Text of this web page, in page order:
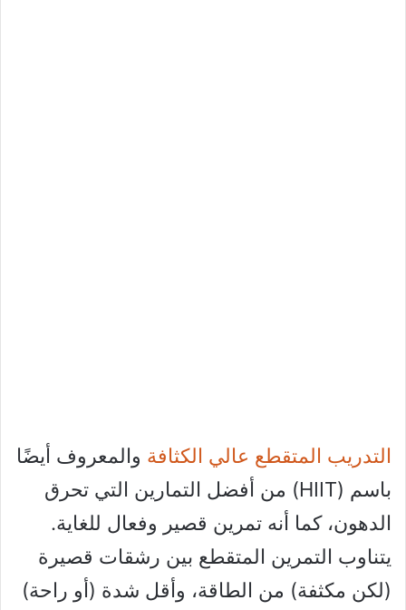
التدريب المتقطع عالي الكثافة والمعروف أيضًا
باسم (HIIT) من أفضل التمارين التي تحرق
الدهون، كما أنه تمرين قصير وفعال للغاية.
يتناوب التمرين المتقطع بين رشقات قصيرة
(لكن مكثفة) من الطاقة، وأقل شدة (أو راحة)